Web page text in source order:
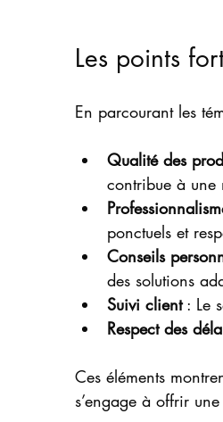
Les points
En parcourant les
Qualité des
contribue à une
ponctuels et
Conseils
des solutions
Suivi client : Le
Respect des
Ces éléments
s’engage à offrir